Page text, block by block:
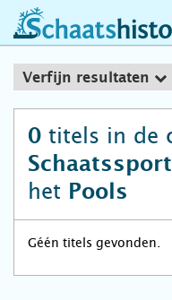
schaatshistorie.nl
Verfijn resultaten
0 titels in de
het Pools
Géén titels gevonden.